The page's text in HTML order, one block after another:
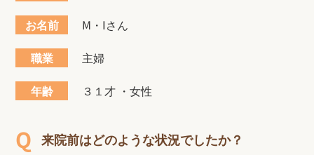
お名前
M・Iさん
職業
主婦
年齢
３１才 ・女性
来院前はどのような状況でしたか？